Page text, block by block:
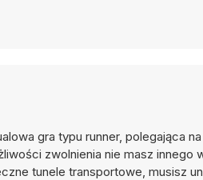
gra typu runner, polegająca
zwolnienia nie masz
tunele transportowe, musisz